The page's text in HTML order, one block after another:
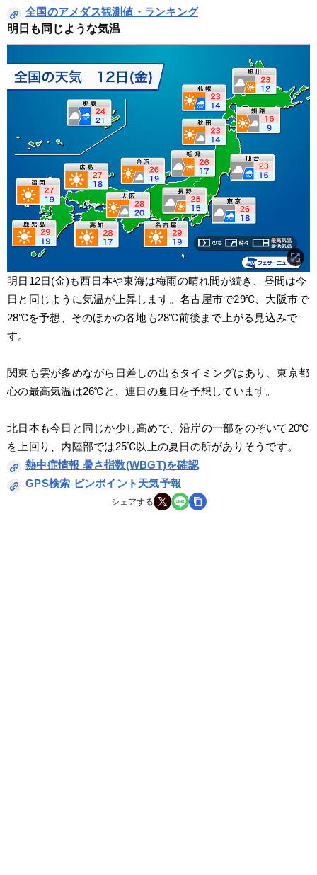
全国のアメダス観測値・ランキング
明日も同じような気温
明日12日(金)も西日本や東海は梅雨の晴れ間が続き、昼間は今
日と同じように気温が上昇します。名古屋市で29℃、大阪市で
28℃を予想、そのほかの各地も28℃前後まで上がる見込みで
す。
関東も雲が多めながら日差しの出るタイミングはあり、東京都
心の最高気温は26℃と、連日の夏日を予想しています。
北日本も今日と同じか少し高めで、沿岸の一部をのぞいて20℃
を上回り、内陸部では25℃以上の夏日の所がありそうです。
熱中症情報 暑さ指数(WBGT)を確認
GPS検索 ピンポイント天気予報
シェアする